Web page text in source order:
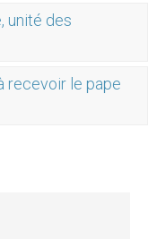
unité des
recevoir le pape